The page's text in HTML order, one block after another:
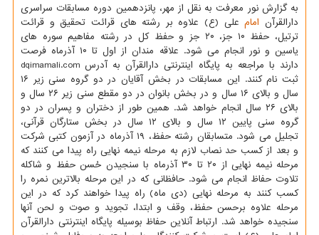
به گزارش نور معرفت به نقل از مهر، پانزدهمین دوره مسابقات سراسری
دارالقرآن امامعلی (ع) علاوه بر رشته های قرائت تحقیق و قرائت
ترتیل، حفظ ۱۰ جز، ۲۰ جز و حفظ کل در رشته مفاهیم سوره های
یاسین و نور انجام می شود. علاقه مندان از اول تا ۱۰ آذرماه فرصت
دارند با مراجعه به پایگاه اینترنتی دارالقرآن به آدرس dqimamali.com
ثبت نام کنند. این مسابقات در بخش آقایان در دو گروه سنی زیر ۱۶
سال و بالای ۱۶ سال و در بخش بانوان در دو مقطع سنی زیر ۲۶ سال و
بالای ۲۶ سال انجام خواهد شد. همین طور از دختران و پسران در دو
گروه سنی پایین ۱۲ سال و بالای ۱۲ سال در بخش ستارگان قرآنی،
تجلیل می شود. متسابقان رشته حفظ، ۱۹ آذرماه در آزمون کتبی شرکت
و بعد از کسب حد نصاب لازم به مرحله نیمه نهایی راه پیدا می کنند که
مرحله نیمه نهایی از ۲۰ تا ۳۰ آذرماه با سنجیدن حُسن حفظ و شاکله
تلاوت حفاظ انجام می شود. حافظانی که در این مرحله بالاترین نمره را
کسب کنند به مرحله نهایی (دی ماه) راه پیدا خواهند کرد که در این
مرحله علاوه برحسن حفظ، وقف و ابتدا، تجوید و صوت و لحن آنها
سنجیده خواهد شد. ارتباط آنلاین حفاظ بوسیله پایگاه اینترنتی دارالقرآن